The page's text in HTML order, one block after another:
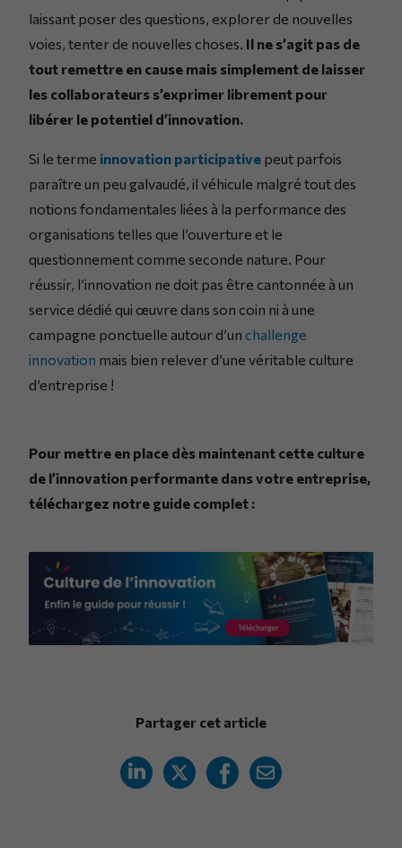
laissant poser des questions, explorer de nouvelles
voies, tenter de nouvelles choses. Il ne s’agit pas de
tout remettre en cause mais simplement de laisser
les collaborateurs s’exprimer librement pour
libérer le potentiel d’innovation.
Si le terme innovation participative peut parfois
paraître un peu galvaudé, il véhicule malgré tout des
notions fondamentales liées à la performance des
organisations telles que l’ouverture et le
questionnement comme seconde nature. Pour
réussir, l’innovation ne doit pas être cantonnée à un
service dédié qui œuvre dans son coin ni à une
campagne ponctuelle autour d’un challenge
innovation mais bien relever d’une véritable culture
d’entreprise !
Pour mettre en place dès maintenant cette culture
de l’innovation performante dans votre entreprise,
téléchargez notre guide complet :
Partager cet article